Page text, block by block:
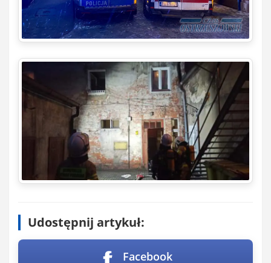
Udostępnij artykuł:
Facebook